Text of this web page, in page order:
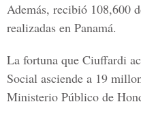
Además, recibió 108,600
realizadas en Panamá.
La fortuna que Ciuffardi
Social asciende a 19
Ministerio Público de